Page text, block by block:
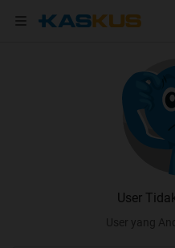
User
User yang